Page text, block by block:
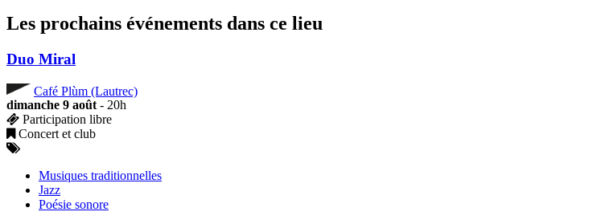
Les prochains événements dans ce lieu
Duo Miral
Café Plùm (Lautrec)
dimanche 9 août - 20h
Participation libre
Concert et club
Musiques traditionnelles
Jazz
Poésie sonore